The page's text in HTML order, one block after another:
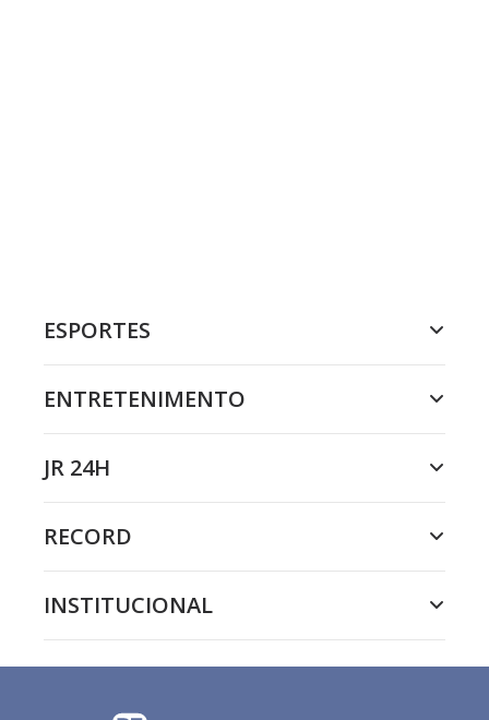
ESPORTES
ENTRETENIMENTO
JR 24H
RECORD
INSTITUCIONAL